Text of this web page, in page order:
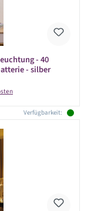
- 40
- silber
Verfügbarkeit: